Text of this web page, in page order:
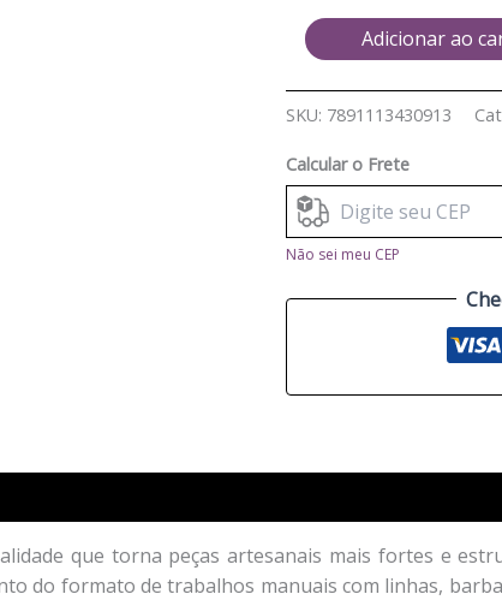
Adicionar ao
SKU: 7891113430913
Calcular o Frete
Não sei meu CEP
que torna peças artesanais mais fortes e
do formato de trabalhos manuais com linhas,